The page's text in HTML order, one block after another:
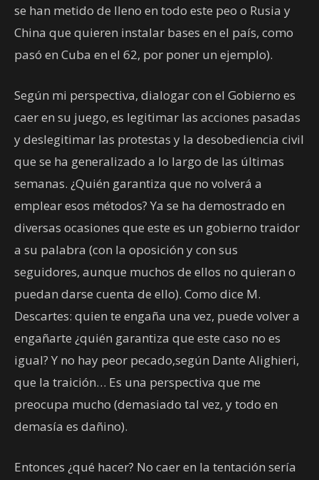
se han metido de lleno en todo este peo o Rusia y
China que quieren instalar bases en el país, como
pasó en Cuba en el 62, por poner un ejemplo).
Según mi perspectiva, dialogar con el Gobierno es
caer en su juego, es legitimar las acciones pasadas
y deslegitimar las protestas y la desobediencia civil
que se ha generalizado a lo largo de las últimas
semanas. ¿Quién garantiza que no volverá a
emplear esos métodos? Ya se ha demostrado en
diversas ocasiones que este es un gobierno traidor
a su palabra (con la oposición y con sus
seguidores, aunque muchos de ellos no quieran o
puedan darse cuenta de ello). Como dice M.
Descartes: quien te engaña una vez, puede volver a
engañarte ¿quién garantiza que este caso no es
igual? Y no hay peor pecado,según Dante Alighieri,
que la traición… Es una perspectiva que me
preocupa mucho (demasiado tal vez, y todo en
demasía es dañino).
Entonces ¿qué hacer? No caer en la tentación sería